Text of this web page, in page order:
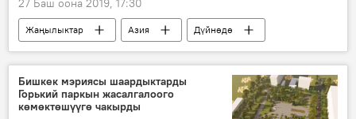
27 Баш оона 2019, 17:30
Жаңылыктар Азия
Дүйнөдө
Коом
Казакстан
артист
үлпөт
той журналист
Бишкек мэриясы шаардыктарды
Горький паркын жасалгалоого
көмөктөшүүгө чакырды